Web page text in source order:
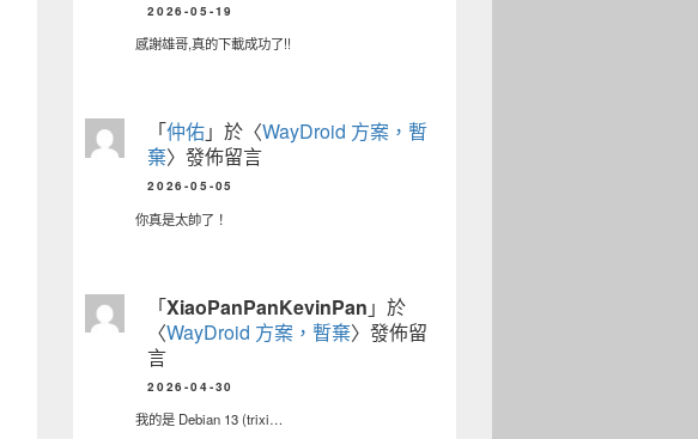
2026-05-19
感謝雄哥,真的下載成功了!!
「仲佑」於〈WayDroid 方案，暫
棄〉發佈留言
2026-05-05
你真是太帥了！
「XiaoPanPanKevinPan 」於
〈WayDroid 方案，暫棄〉發佈留
言
2026-04-30
我的是 Debian 13 (trixi…